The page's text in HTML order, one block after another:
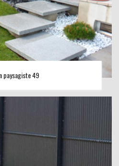
paysagiste 49